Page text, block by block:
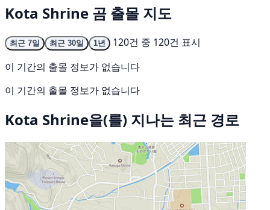
Kota Shrine 곰 출몰 지도
최근 7일 최근 30일 1년
120건 중 120건 표시
이 기간의 출몰 정보가 없습니다
이 기간의 출몰 정보가 없습니다
Kota Shrine을(를) 지나는 최근 경로